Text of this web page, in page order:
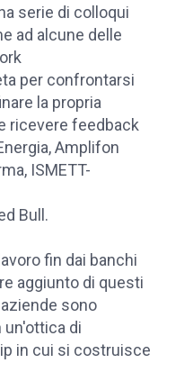
serie di colloqui
ad alcune delle
per confrontarsi
la propria
ricevere feedback
Amplifon
ISMETT-
Bull.
fin dai banchi
aggiunto di questi
sono
di
in cui si costruisce